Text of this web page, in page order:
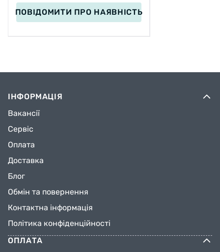
ПОВІДОМИТИ ПРО НАЯВНІСТЬ
ІНФОРМАЦІЯ
Вакансії
Сервіс
Оплата
Доставка
Блог
Обмін та повернення
Контактна інформація
Політика конфіденційності
ОПЛАТА